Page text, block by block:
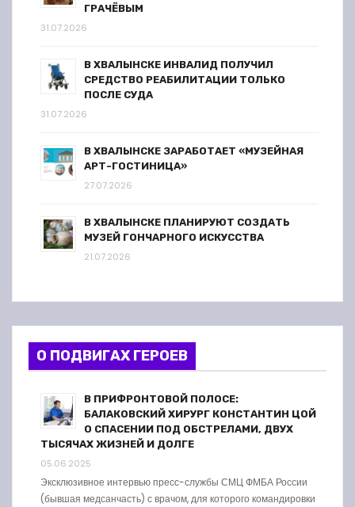
ГРАЧЁВЫМ
31.07.2026
В ХВАЛЫНСКЕ ИНВАЛИД ПОЛУЧИЛ
СРЕДСТВО РЕАБИЛИТАЦИИ ТОЛЬКО
ПОСЛЕ СУДА
31.07.2026
В ХВАЛЫНСКЕ ЗАРАБОТАЕТ «МУЗЕЙНАЯ
АРТ-ГОСТИНИЦА»
27.07.2026
В ХВАЛЫНСКЕ ПЛАНИРУЮТ СОЗДАТЬ
МУЗЕЙ ГОНЧАРНОГО ИСКУССТВА
21.07.2026
О ПОДВИГАХ ГЕРОЕВ
В ПРИФРОНТОВОЙ ПОЛОСЕ:
БАЛАКОВСКИЙ ХИРУРГ КОНСТАНТИН ЦОЙ
О СПАСЕНИИ ПОД ОБСТРЕЛАМИ, ДВУХ
ТЫСЯЧАХ ЖИЗНЕЙ И ДОЛГЕ
05.06.2025
Эксклюзивное интервью пресс-службы СМЦ ФМБА России
(бывшая медсанчасть) с врачом, для которого командировки